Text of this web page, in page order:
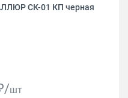
СК-01 КП черная
шт